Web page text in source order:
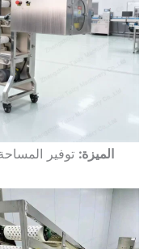
الميزة: توفير